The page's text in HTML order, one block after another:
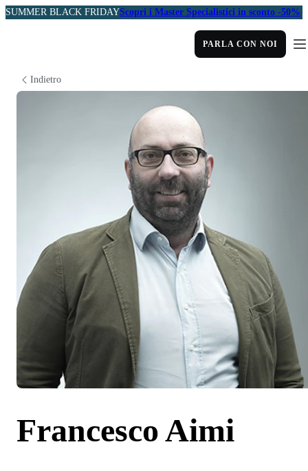
SUMMER BLACK FRIDAYScopri i Master Specialistici in sconto -50%
PARLA CON NOI
Indietro
Francesco Aimi